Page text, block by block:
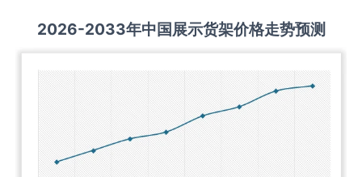
2026-2033年中国展示货架价格走势预测